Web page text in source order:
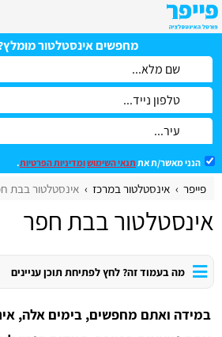
מחפשים אינסטלטור
הנני מאשר/ת את תנאי השימושומדיניות הפרטיות.
פייפר אינסטלטור במרכז אינסטלטור בבת
אינסטלטור בבת חפר
מה בעמוד זה? לחץ לפתיחת תוכן עניינים
במידה ואתם מחפשים, בימים אלה,